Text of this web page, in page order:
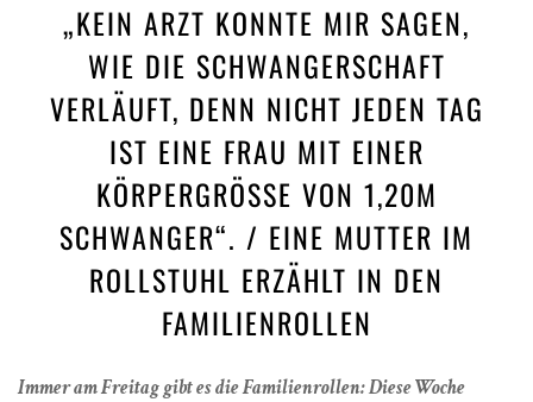
„KEIN ARZT KONNTE MIR SAGEN,
WIE DIE SCHWANGERSCHAFT
VERLÄUFT, DENN NICHT JEDEN TAG
IST EINE FRAU MIT EINER
KÖRPERGRÖSSE VON 1,20M S
CHWANGER“. / EINE MUTTER IM R
OLLSTUHL ERZÄHLT IN DEN F
AMILIENROLLEN
Immer am Freitag gibt es die Familienrollen: Diese Woche